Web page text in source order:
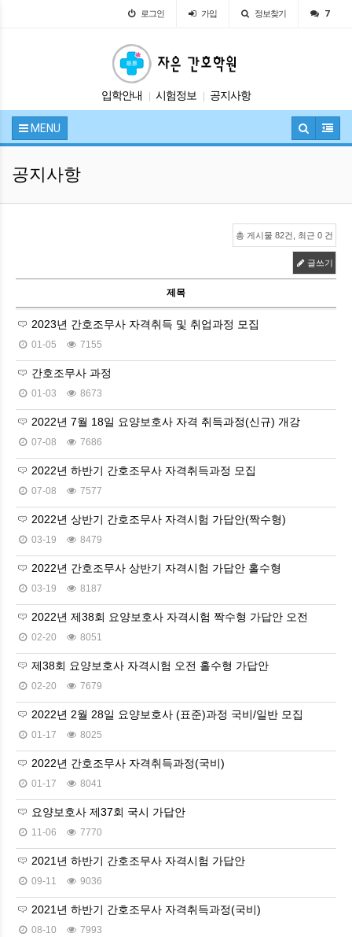
로그인 가입 정보찾기 7
입학안내 시험정보 공지사항
자유게시판
교육안내
MENU
공지사항
총 게시물 82건, 최근 0 건
글쓰기
제목
2023년 간호조무사 자격취득 및 취업과정 모집
01-05 7155
간호조무사 과정
01-03 8673
2022년 7월 18일 요양보호사 자격 취득과정(신규) 개강
07-08 7686
2022년 하반기 간호조무사 자격취득과정 모집
07-08 7577
2022년 상반기 간호조무사 자격시험 가답안(짝수형)
03-19 8479
2022년 간호조무사 상반기 자격시험 가답안 홀수형
03-19 8187
2022년 제38회 요양보호사 자격시험 짝수형 가답안 오전
02-20 8051
제38회 요양보호사 자격시험 오전 홀수형 가답안
02-20 7679
2022년 2월 28일 요양보호사 (표준)과정 국비/일반 모집
01-17 8025
2022년 간호조무사 자격취득과정(국비)
01-17 8041
요양보호사 제37회 국시 가답안
11-06 7770
2021년 하반기 간호조무사 자격시험 가답안
09-11 9036
2021년 하반기 간호조무사 자격취득과정(국비)
08-10 7993